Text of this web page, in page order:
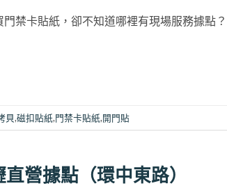
禁卡貼紙，卻不知道哪裡有現場服務據點？
貝,磁扣貼紙,門禁卡貼紙,開門貼
營據點（環中東路）